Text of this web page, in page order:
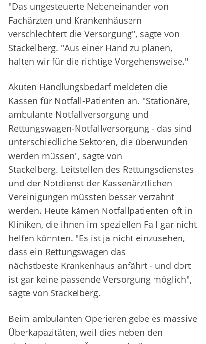
"Das ungesteuerte Nebeneinander von
Fachärzten und Krankenhäusern
verschlechtert die Versorgung", sagte von
Stackelberg. "Aus einer Hand zu planen,
halten wir für die richtige Vorgehensweise."
Akuten Handlungsbedarf meldeten die
Kassen für Notfall-Patienten an. "Stationäre,
ambulante Notfallversorgung und
Rettungswagen-Notfallversorgung - das sind
unterschiedliche Sektoren, die überwunden
werden müssen", sagte von
Stackelberg. Leitstellen des Rettungsdienstes
und der Notdienst der Kassenärztlichen
Vereinigungen müssten besser verzahnt
werden. Heute kämen Notfallpatienten oft in
Kliniken, die ihnen im speziellen Fall gar nicht
helfen könnten. "Es ist ja nicht einzusehen,
dass ein Rettungswagen das
nächstbeste Krankenhaus anfährt - und dort
ist gar keine passende Versorgung möglich",
sagte von Stackelberg.
Beim ambulanten Operieren gebe es massive
Überkapazitäten, weil dies neben den